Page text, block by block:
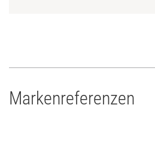
Markenreferenzen